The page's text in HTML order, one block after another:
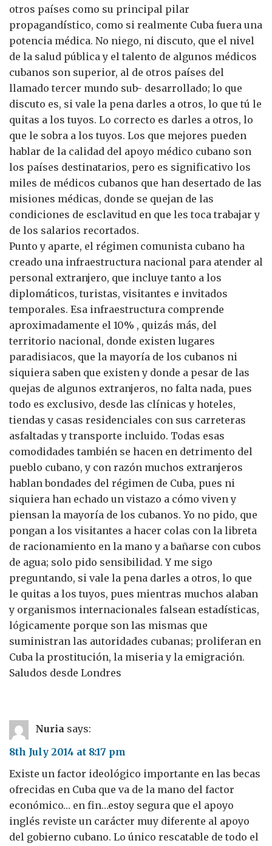
otros países como su principal pilar
propagandístico, como si realmente Cuba fuera una
potencia médica. No niego, ni discuto, que el nivel
de la salud pública y el talento de algunos médicos
cubanos son superior, al de otros países del
llamado tercer mundo sub- desarrollado; lo que
discuto es, si vale la pena darles a otros, lo que tú le
quitas a los tuyos. Lo correcto es darles a otros, lo
que le sobra a los tuyos. Los que mejores pueden
hablar de la calidad del apoyo médico cubano son
los países destinatarios, pero es significativo los
miles de médicos cubanos que han desertado de las
misiones médicas, donde se quejan de las
condiciones de esclavitud en que les toca trabajar y
de los salarios recortados.
Punto y aparte, el régimen comunista cubano ha
creado una infraestructura nacional para atender al
personal extranjero, que incluye tanto a los
diplomáticos, turistas, visitantes e invitados
temporales. Esa infraestructura comprende
aproximadamente el 10% , quizás más, del
territorio nacional, donde existen lugares
paradisiacos, que la mayoría de los cubanos ni
siquiera saben que existen y donde a pesar de las
quejas de algunos extranjeros, no falta nada, pues
todo es exclusivo, desde las clínicas y hoteles,
tiendas y casas residenciales con sus carreteras
asfaltadas y transporte incluido. Todas esas
comodidades también se hacen en detrimento del
pueblo cubano, y con razón muchos extranjeros
hablan bondades del régimen de Cuba, pues ni
siquiera han echado un vistazo a cómo viven y
piensan la mayoría de los cubanos. Yo no pido, que
pongan a los visitantes a hacer colas con la libreta
de racionamiento en la mano y a bañarse con cubos
de agua; solo pido sensibilidad. Y me sigo
preguntando, si vale la pena darles a otros, lo que
le quitas a los tuyos, pues mientras muchos alaban
y organismos internacionales falsean estadísticas,
lógicamente porque son las mismas que
suministran las autoridades cubanas; proliferan en
Cuba la prostitución, la miseria y la emigración.
Saludos desde Londres
Nuria says:
8th July 2014 at 8:17 pm
Existe un factor ideológico importante en las becas
ofrecidas en Cuba que va de la mano del factor
económico… en fin…estoy segura que el apoyo
inglés reviste un carácter muy diferente al apoyo
del gobierno cubano. Lo único rescatable de todo el